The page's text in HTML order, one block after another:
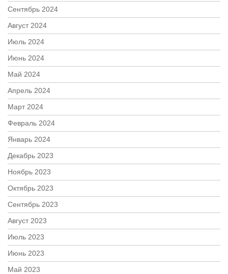
Сентябрь 2024
Август 2024
Июль 2024
Июнь 2024
Май 2024
Апрель 2024
Март 2024
Февраль 2024
Январь 2024
Декабрь 2023
Ноябрь 2023
Октябрь 2023
Сентябрь 2023
Август 2023
Июль 2023
Июнь 2023
Май 2023